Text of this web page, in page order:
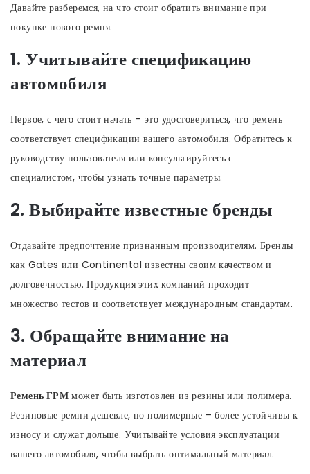
Давайте разберемся, на что стоит обратить внимание при
покупке нового ремня.
1. Учитывайте спецификацию
автомобиля
Первое, с чего стоит начать – это удостовериться, что ремень
соответствует спецификации вашего автомобиля. Обратитесь к
руководству пользователя или консультируйтесь с
специалистом, чтобы узнать точные параметры.
2. Выбирайте известные бренды
Отдавайте предпочтение признанным производителям. Бренды
как Gates или Continental известны своим качеством и
долговечностью. Продукция этих компаний проходит
множество тестов и соответствует международным стандартам.
3. Обращайте внимание на
материал
Ремень ГРМ может быть изготовлен из резины или полимера.
Резиновые ремни дешевле, но полимерные – более устойчивы к
износу и служат дольше. Учитывайте условия эксплуатации
вашего автомобиля, чтобы выбрать оптимальный материал.